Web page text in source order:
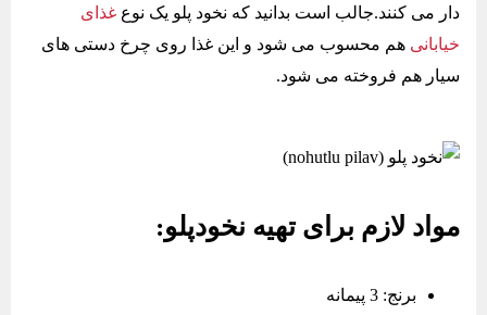
دار می کنند.جالب است بدانید که نخود پلو یک نوع غذای
خیابانی هم محسوب می شود و این غذا روی چرخ دستی های
سیار هم فروخته می شود.
مواد لازم برای تهیه نخودپلو:
برنج: 3 پیمانه